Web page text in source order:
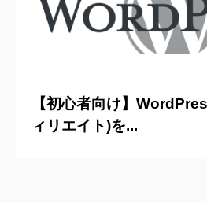
【初心者向け】
ィリエイト)を...